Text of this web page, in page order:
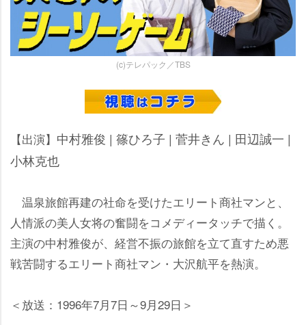
(c)テレパック／TBS
【出演】 中村雅俊 | 篠ひろ子 | 菅井きん | 田辺誠一 |
小林克也
温泉旅館再建の社命を受けたエリート商社マンと、
人情派の美人女将の奮闘をコメディータッチで描く。
主演の中村雅俊が、経営不振の旅館を立て直すため悪
戦苦闘するエリート商社マン・大沢航平を熱演。
＜放送：1996年7月7日～9月29日＞